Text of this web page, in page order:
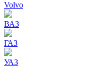
Volvo
ВАЗ
ГАЗ
УАЗ